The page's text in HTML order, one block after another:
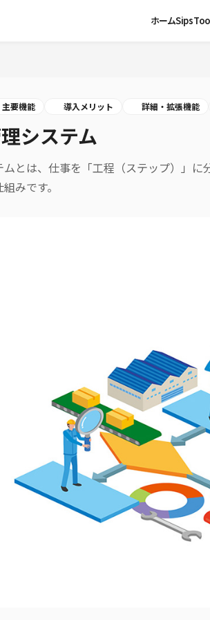
ホーム
主要機能 導入メリット 詳細・拡張機能
システム
とは、仕事を「工程（ステップ）」
みです。